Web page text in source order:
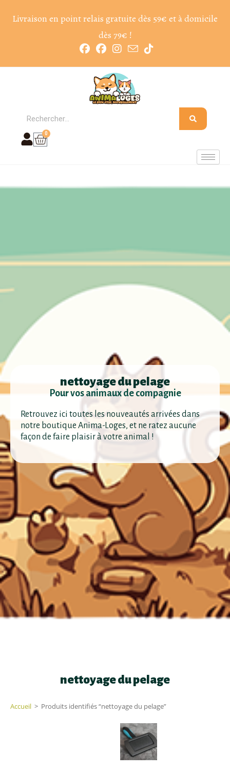
Livraison en point relais gratuite dès 59€ et à domicile
dès 79€ !
0
nettoyage du pelage
Pour vos animaux de compagnie
Retrouvez ici toutes les nouveautés arrivées dans
notre boutique Anima-Loges, et ne ratez aucune
façon de faire plaisir à votre animal !
nettoyage du pelage
Accueil > Produits identifiés “nettoyage du pelage”